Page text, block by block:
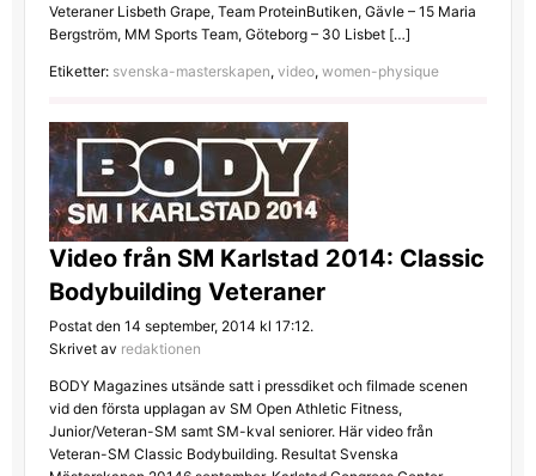
Veteraner Lisbeth Grape, Team ProteinButiken, Gävle – 15 Maria
Bergström, MM Sports Team, Göteborg – 30 Lisbet […]
Etiketter: svenska-masterskapen, video, women-physique
Video från SM Karlstad 2014: Classic
Bodybuilding Veteraner
Postat den 14 september, 2014 kl 17:12.
Skrivet av redaktionen
BODY Magazines utsände satt i pressdiket och filmade scenen
vid den första upplagan av SM Open Athletic Fitness,
Junior/Veteran-SM samt SM-kval seniorer. Här video från
Veteran-SM Classic Bodybuilding. Resultat Svenska